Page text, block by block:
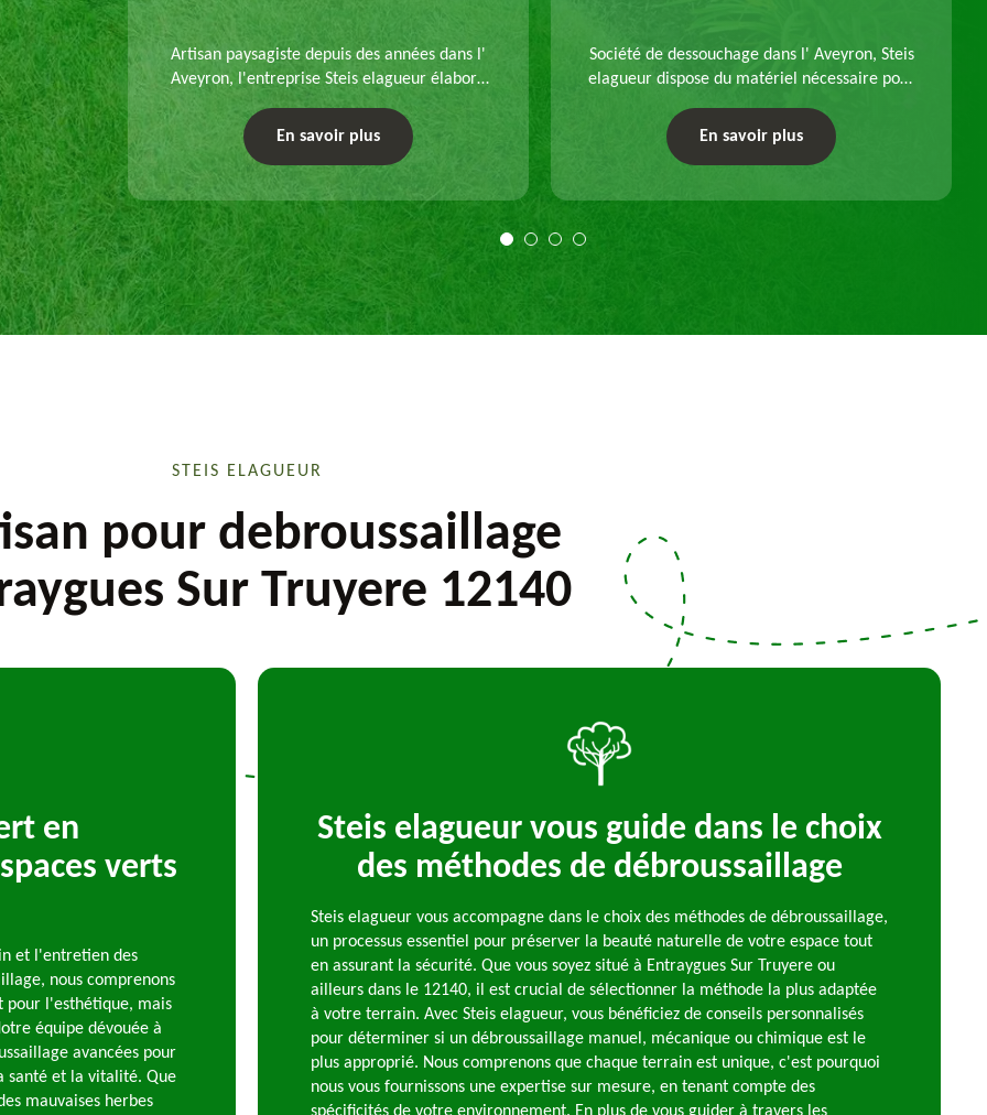
Artisan paysagiste depuis des années dans l'
Aveyron, l'entreprise Steis elagueur élabore
chaque plan d'aménagement paysager et
exécute les travaux afférents. Devis gratuit et
En savoir plus
Société de dessouchage dans l' Aveyron, Steis
elagueur dispose du matériel nécessaire pour
un dessouchage manuel ou mécanique.
Travail selon les règles de l'art.
En savoir plus
STEIS ELAGUEUR
pour debroussaillage
Sur Truyere 12140
en
verts
et l'entretien des
nous comprenons
pour l'esthétique, mais
équipe dévouée à
avancées pour
santé et la vitalité. Que
mauvaises herbes
Steis elagueur vous guide dans le choix
des méthodes de débroussaillage
Steis elagueur vous accompagne dans le choix des méthodes de débroussaillage,
un processus essentiel pour préserver la beauté naturelle de votre espace tout
en assurant la sécurité. Que vous soyez situé à Entraygues Sur Truyere ou
ailleurs dans le 12140, il est crucial de sélectionner la méthode la plus adaptée
à votre terrain. Avec Steis elagueur, vous bénéficiez de conseils personnalisés
pour déterminer si un débroussaillage manuel, mécanique ou chimique est le
plus approprié. Nous comprenons que chaque terrain est unique, c'est pourquoi
nous vous fournissons une expertise sur mesure, en tenant compte des